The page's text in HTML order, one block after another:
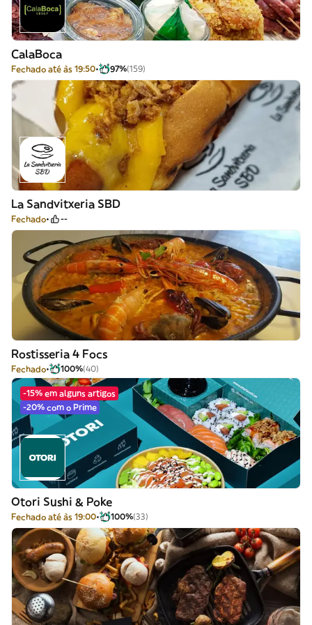
CalaBoca
Fechado até às 19:50 97%(159)
La Sandvitxeria SBD
Fechado --
Rostisseria 4 Focs
Fechado 100%(40)
-15% em alguns artigos
-20% com o Prime
Otori Sushi & Poke
Fechado até às 19:00 100%(33)